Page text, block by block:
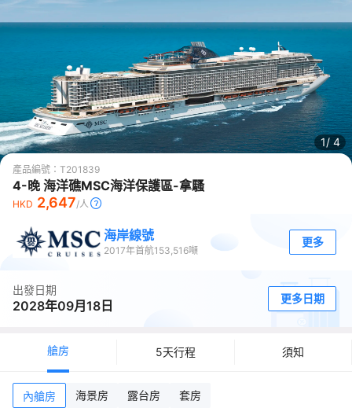
1/ 4
產品編號： T201839
4-晚 海洋礁MSC海洋保護區-拿騷
HKD 2,647/人
海岸線號
2017年首航153,516噸
更多
出發日期
2028年09月18日 更多日期
艙房 5天行程 須知
內艙房 海景房 露台房 套房